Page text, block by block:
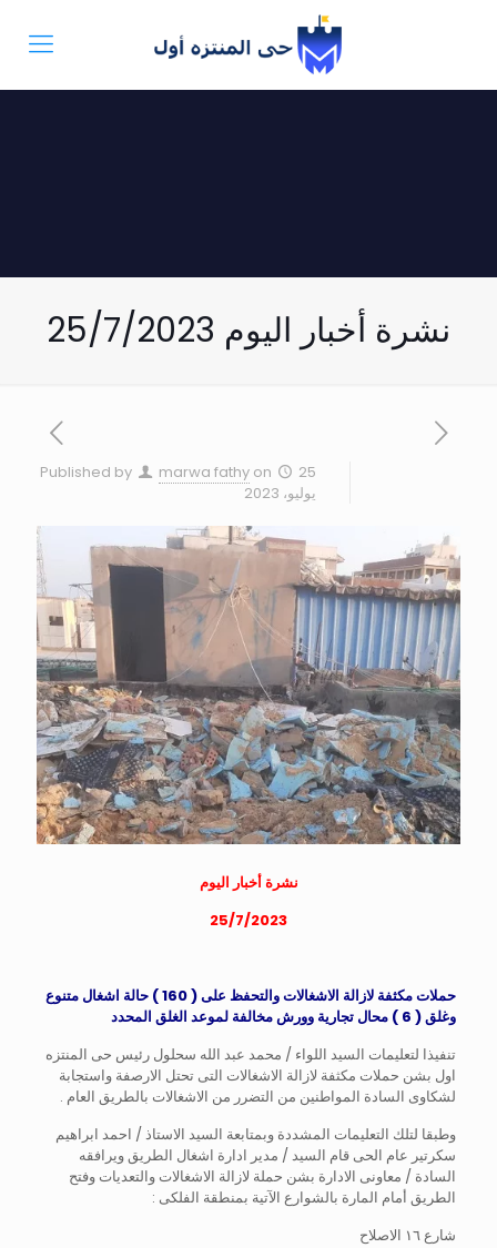
نشرة أخبار اليوم 25/7/2023
Published by marwa fathy on
25
يوليو، 2023
نشرة أخبار اليوم
25/7/2023
حملات مكثفة لازالة الاشغالات والتحفظ على ( 160 ) حالة اشغال متنوع
وغلق ( 6 ) محال تجارية وورش مخالفة لموعد الغلق المحدد
تنفيذا لتعليمات السيد اللواء / محمد عبد الله سحلول رئيس حى المنتزه
اول بشن حملات مكثفة لازالة الاشغالات التى تحتل الارصفة واستجابة
لشكاوى السادة المواطنين من التضرر من الاشغالات بالطريق العام .
وطبقا لتلك التعليمات المشددة وبمتابعة السيد الاستاذ / احمد ابراهيم
سكرتير عام الحى قام السيد / مدير ادارة اشغال الطريق ويرافقه
السادة / معاونى الادارة بشن حملة لازالة الاشغالات والتعديات وفتح
الطريق أمام المارة بالشوارع الآتية بمنطقة الفلكى :
شارع ١٦ الاصلاح